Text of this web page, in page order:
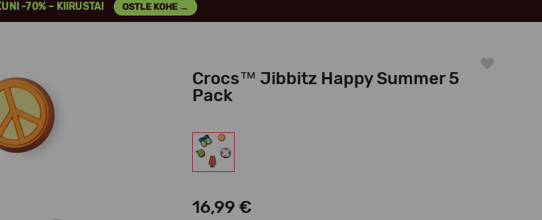
-70% – KIIRUSTA! OSTLE KOHE →
Crocs™ Jibbitz Happy Summer 5
Pack
16,99 €